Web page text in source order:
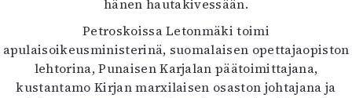
hänen hautakivessään.
Petroskoissa Letonmäki toimi
apulaisoikeusministerinä, suomalaisen opettajaopiston
lehtorina, Punaisen Karjalan päätoimittajana,
kustantamo Kirjan marxilaisen osaston johtajana ja